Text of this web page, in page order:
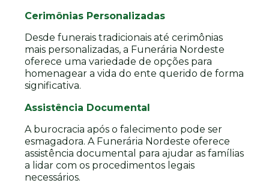
Cerimônias Personalizadas
Desde funerais tradicionais até cerimônias
mais personalizadas, a Funerária Nordeste
oferece uma variedade de opções para
homenagear a vida do ente querido de forma
significativa.
Assistência Documental
A burocracia após o falecimento pode ser
esmagadora. A Funerária Nordeste oferece
assistência documental para ajudar as famílias
a lidar com os procedimentos legais
necessários.